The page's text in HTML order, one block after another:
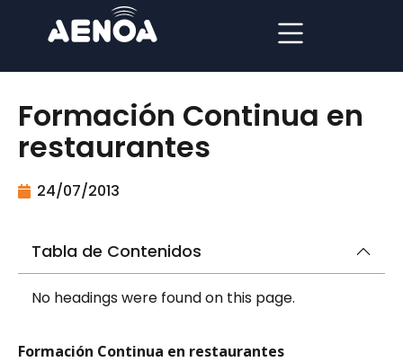
Formación Continua en
restaurantes
24/07/2013
Tabla de Contenidos
No headings were found on this page.
Formación Continua en restaurantes